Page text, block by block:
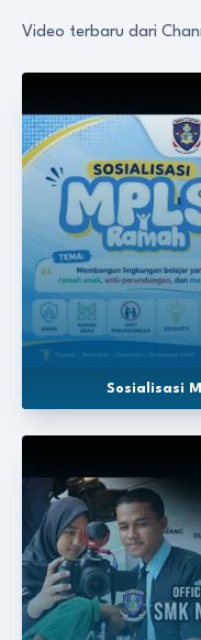
Video terbaru dari
Sosialisasi